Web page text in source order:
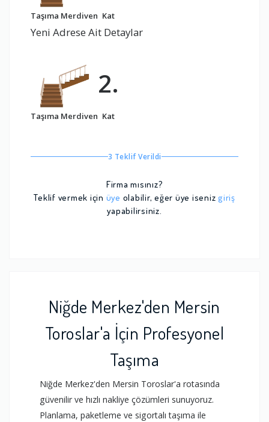
Taşıma Merdiven Kat
Yeni Adrese Ait Detaylar
Taşıma Merdiven
2.
Kat
3 Teklif Verildi
Firma mısınız?
Teklif vermek için üye olabilir, eğer üye iseniz giriş
yapabilirsiniz.
Niğde Merkez'den Mersin
Toroslar'a İçin Profesyonel
Taşıma
Niğde Merkez'den Mersin Toroslar'a rotasında
güvenilir ve hızlı nakliye çözümleri sunuyoruz.
Planlama, paketleme ve sigortalı taşıma ile